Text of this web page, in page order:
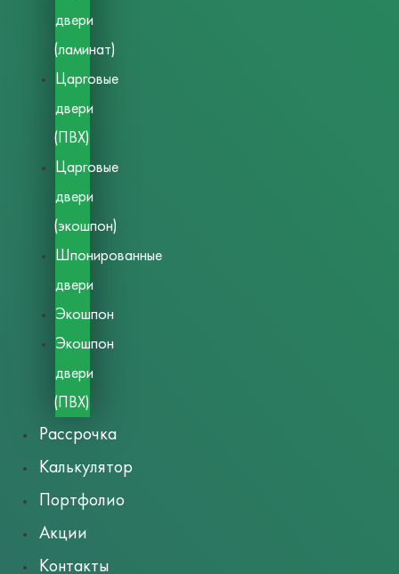
двери
(ламинат)
Царговые
двери
(ПВХ)
Царговые
двери
(экошпон)
Шпонированные
двери
Экошпон
Экошпон
двери
(ПВХ)
Рассрочка
Калькулятор
Портфолио
Акции
Контакты